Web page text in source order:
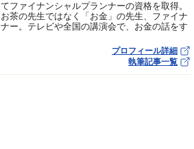
ファイナンシャルプランナーの資格を取得。
茶の先生ではなく「お金」の先生、ファイナ
ー。テレビや全国の講演会で、お金の話をす
プロフィール詳細
執筆記事一覧